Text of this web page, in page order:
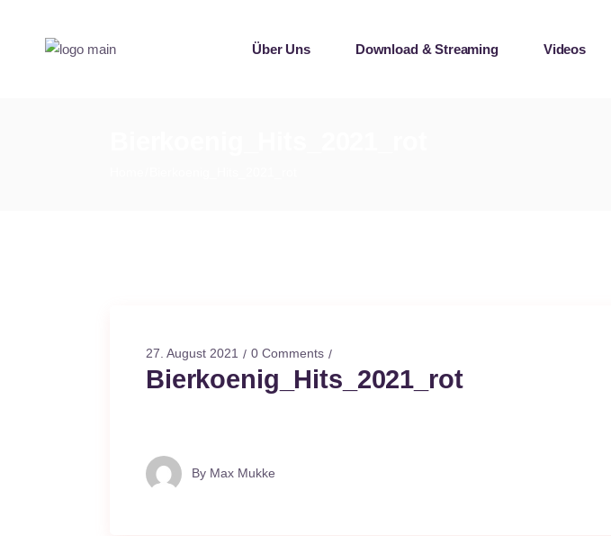
Über Uns Download & Streaming Videos
27. August 2021 0 Comments
Bierkoenig_Hits_2021_rot
By Max Mukke